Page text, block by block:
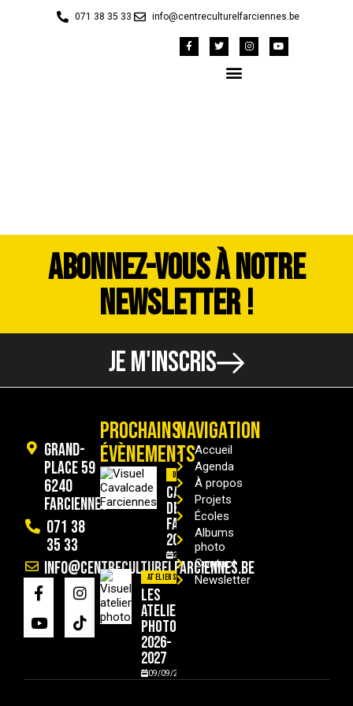
071 38 35 33 info@centreculturelfarciennes.be
ABONNEZ-VOUS À NOTRE
NEWSLETTER !
JE M'INSCRIS
Grand-
Place 59
6240
Farciennes
071 38
35 33
info@centreculturelfarciennes.be
PROCHAINS
ÉVÈNEMENTS
Divers
Cavalcade
de
Farciennes
2026
29/08/2026
Ateliers
Les
ateliers
photo
2026-
2027
09/09/2026
NAVIGATION
Accueil
Agenda
À propos
Projets
Écoles
Albums
photo
Contact
Newsletter